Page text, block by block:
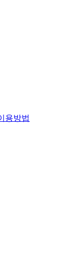
용방법